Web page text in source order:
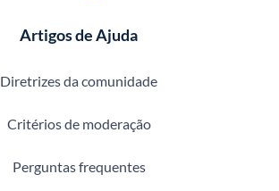
Artigos de Ajuda
Diretrizes da comunidade
Critérios de moderação
Perguntas frequentes